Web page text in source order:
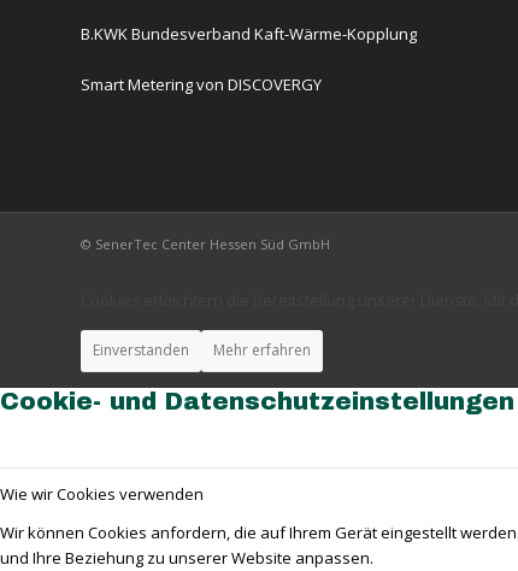
B.KWK Bundesverband Kaft-Wärme-Kopplung
Smart Metering von DISCOVERGY
© SenerTec Center Hessen Süd GmbH
Einverstanden Mehr erfahren
Cookie- und Datenschutzeinstellungen
Wie wir Cookies verwenden
Wir können Cookies anfordern, die auf Ihrem Gerät eingestellt
und Ihre Beziehung zu unserer Website anpassen.